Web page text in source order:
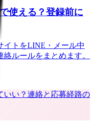
使える？登録前に
イトをLINE・メール中
ルールをまとめます。